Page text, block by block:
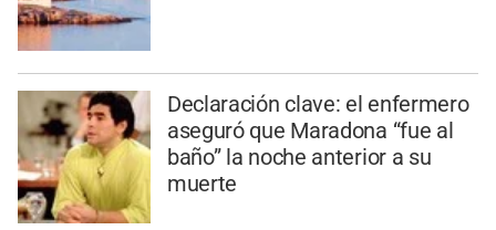
Declaración clave: el enfermero
aseguró que Maradona “fue al
baño” la noche anterior a su
muerte